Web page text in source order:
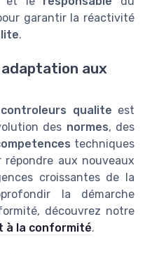
garantir la réactivité
.
aux
controleurs qualite est
des normes, des
techniques
aux nouveaux
croissantes de la
la démarche
découvrez notre
à la conformité.